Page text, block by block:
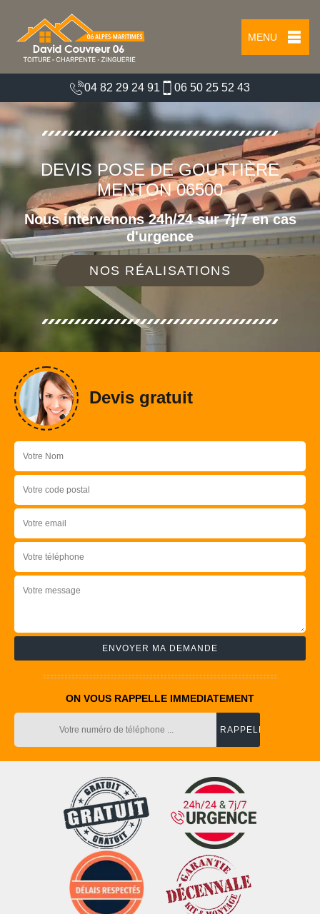
MENU
04 82 29 24 91 06 50 25 52 43
DEVIS POSE DE GOUTTIÈRE
MENTON 06500
Nous intervenons 24h/24 sur 7j/7 en cas
d'urgence
NOS RÉALISATIONS
Devis gratuit
ON VOUS RAPPELLE IMMEDIATEMENT